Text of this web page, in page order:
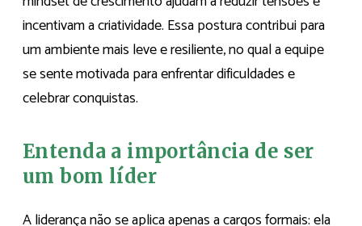
incentivam a criatividade. Essa postura contribui para
um ambiente mais leve e resiliente, no qual a equipe
se sente motivada para enfrentar dificuldades e
celebrar conquistas.
Entenda a importância de ser
um bom líder
A liderança não se aplica apenas a cargos formais: ela